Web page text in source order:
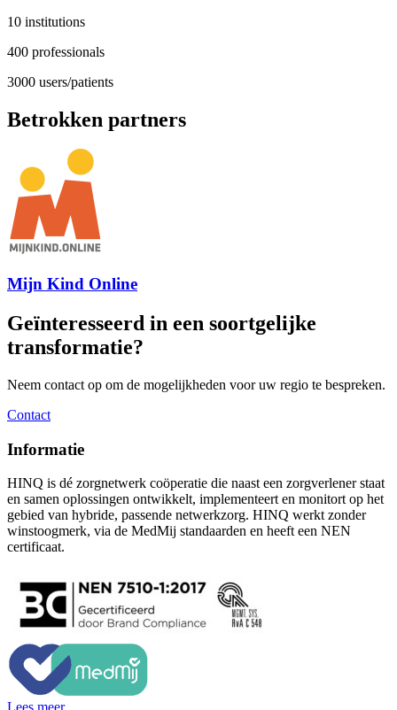
10 institutions
400 professionals
3000 users/patients
Betrokken partners
Mijn Kind Online
Geïnteresseerd in een soortgelijke
transformatie?
Neem contact op om de mogelijkheden voor uw regio te bespreken.
Contact
Informatie
HINQ is dé zorgnetwerk coöperatie die naast een zorgverlener staat
en samen oplossingen ontwikkelt, implementeert en monitort op het
gebied van hybride, passende netwerkzorg. HINQ werkt zonder
winstoogmerk, via de MedMij standaarden en heeft een NEN
certificaat.